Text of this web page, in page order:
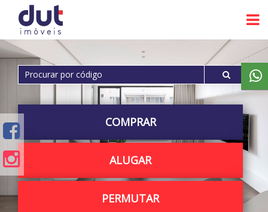
COMPRAR
ALUGAR
PERMUTAR